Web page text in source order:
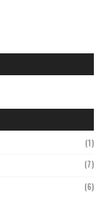
(1)
(7)
(6)